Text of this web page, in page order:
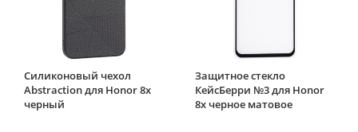
Силиконовый чехол
Abstraction для Honor 8x
черный
Защитное стекло
КейсБерри №3 для Honor
8x черное матовое